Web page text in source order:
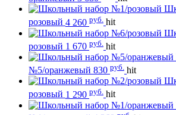
розовый 4 260 руб. hit
розовый 1 670 руб. hit
№5/оранжевый 830 руб. hit
розовый 1 290 руб. hit